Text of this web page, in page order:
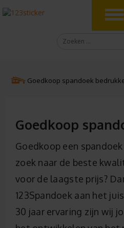
Goedkoop spandoek
Goedkoop
Goedkoop een
zoek naar de beste
voor de laagste prijs?
123Spandoek aan het
30 jaar ervaring zijn wij